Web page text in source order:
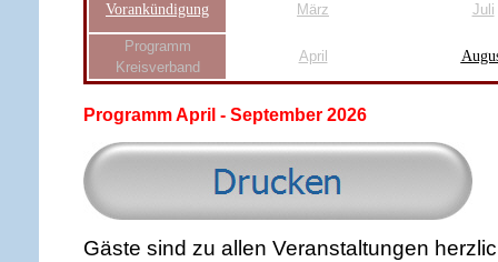
Vorankündigung März Juli
Programm
Kreisverband
April
Programm April - September 2026
Gäste sind zu allen Veranstaltungen